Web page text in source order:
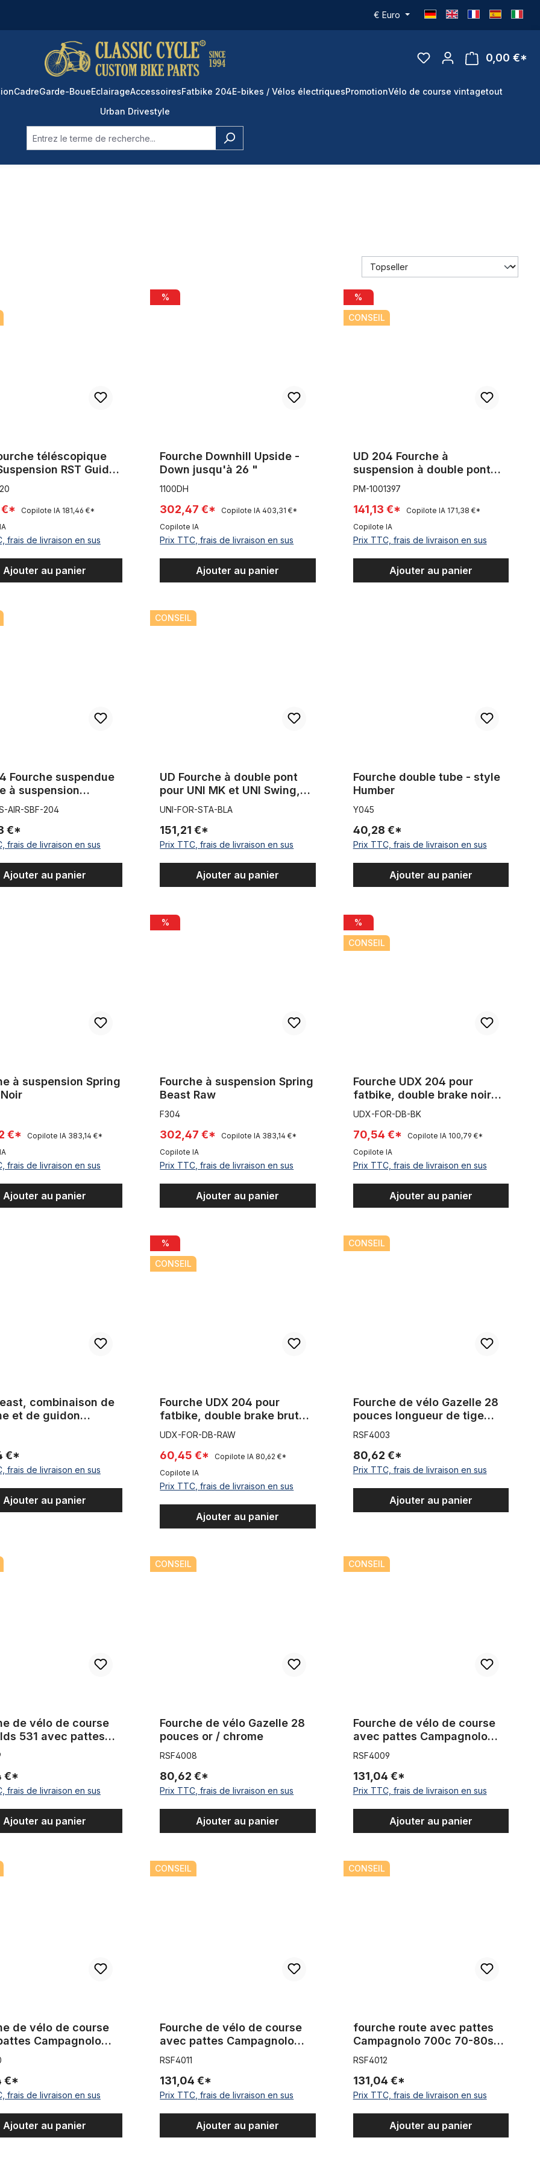
€ Euro
0,00 €*
CadreGarde-BoueEclairageAccessoiresFatbike 204E-bikes / Vélos électriquesPromotionVélo de course vintagetout
Urban Drivestyle
téléscopique avec Suspension RST Guide 20 TNL Fatbike 1 1/8 Ahead pour frein à disque
téléscopique
RST Guide
Fatbike 1 1/8 Ahead
à disque
€* Copilote IA 181,46 €*
frais de livraison en sus
Ajouter au panier
Fourche Downhill Upside - Down jusqu'à 26 "
%
Fourche Downhill Upside -
Down jusqu'à 26 "
1100DH
302,47 €* Copilote IA403,31 €*
Copilote IA
Prix TTC, frais de livraison en sus
Ajouter au panier
UD 204 Fourche à suspension à double pont
%
CONSEIL
UD 204 Fourche à
suspension à double pont
Fatbike, noir mat
PM-1001397
141,13 €* Copilote IA 171,38 €*
Copilote IA
Prix TTC, frais de livraison en sus
Ajouter au panier
suspendue Fatbike à suspension pneumatique, noire mate
Fourche suspendue
à suspension
noire mate
AIR-SBF-204
€*
frais de livraison en sus
Ajouter au panier
UD Fourche à double pont pour UNI MK et UNI Swing, noir mate
CONSEIL
UD Fourche à double pont
pour UNI MK et UNI Swing,
noir mate
UNI-FOR-STA-BLA
151,21 €*
Prix TTC, frais de livraison en sus
Ajouter au panier
Fourche double tube - style
Humber
Y045
40,28 €*
Prix TTC, frais de livraison en sus
Ajouter au panier
Spring Beast Noir
à suspension Spring
€* Copilote IA 383,14 €*
frais de livraison en sus
Ajouter au panier
Fourche à suspension Spring Beast Raw
%
Fourche à suspension Spring
Beast Raw
F304
302,47 €* Copilote IA 383,14 €*
Copilote IA
Prix TTC, frais de livraison en sus
Ajouter au panier
Fourche UDX 204 pour fatbike, double brake
%
CONSEIL
Fourche UDX 204 pour
fatbike, double brake noir
mat
UDX-FOR-DB-BK
70,54 €* Copilote IA 100,79 €*
Copilote IA
Prix TTC, frais de livraison en sus
Ajouter au panier
combinaison de fourche et de guidon Échantillon de production
combinaison de
et de guidon
de production
€*
frais de livraison en sus
Ajouter au panier
Fourche UDX 204 pour fatbike, double brake brut non peint
%
CONSEIL
Fourche UDX 204 pour
fatbike, double brake brut
non peint
UDX-FOR-DB-RAW
60,45 €* Copilote IA 80,62 €*
Copilote IA
Prix TTC, frais de livraison en sus
Ajouter au panier
Fourche de vélo Gazelle 28 pouces longueur de
CONSEIL
Fourche de vélo Gazelle 28
pouces longueur de tige
180, noir
RSF4003
80,62 €*
Prix TTC, frais de livraison en sus
Ajouter au panier
vélo de course Reynolds 531 avec pattes Campagnolo, 700C
de vélo de course
531 avec pattes
700C
€*
frais de livraison en sus
Ajouter au panier
Fourche de vélo Gazelle 28 pouces or / chrome
CONSEIL
Fourche de vélo Gazelle 28
pouces or / chrome
RSF4008
80,62 €*
Prix TTC, frais de livraison en sus
Ajouter au panier
Fourche de vélo de course avec pattes
CONSEIL
Fourche de vélo de course
avec pattes Campagnolo
700c années 70-80
Longueur de tige : 230 mm
Bleu ciel
RSF4009
131,04 €*
Prix TTC, frais de livraison en sus
Ajouter au panier
vélo de course avec pattes Campagnolo 700c 70-80 Longueur de tige : 183 mm Bleu ciel
de vélo de course
Campagnolo
80 Longueur de
mm Bleu ciel
€*
frais de livraison en sus
Ajouter au panier
Fourche de vélo de course avec pattes Campagnolo 700c années 70-80 Longueur de tige : 187
CONSEIL
Fourche de vélo de course
avec pattes Campagnolo
700c années 70-80
Longueur de tige : 187 mm
Bleu ciel
RSF4011
131,04 €*
Prix TTC, frais de livraison en sus
Ajouter au panier
fourche route avec pattes Campagnolo 700c
CONSEIL
fourche route avec pattes
Campagnolo 700c 70-80s
longueur de tige : 193 mm
bleu ciel
RSF4012
131,04 €*
Prix TTC, frais de livraison en sus
Ajouter au panier